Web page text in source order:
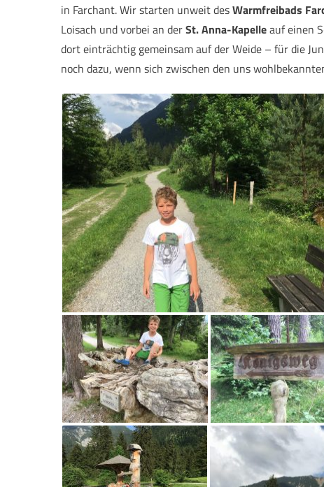
in Farchant. Wir starten unweit desWarmfreibads
Loisach und vorbei an derSt. Anna-Kapelleauf einen
dort einträchtig gemeinsam auf der Weide – für die
noch dazu, wenn sich zwischen den uns